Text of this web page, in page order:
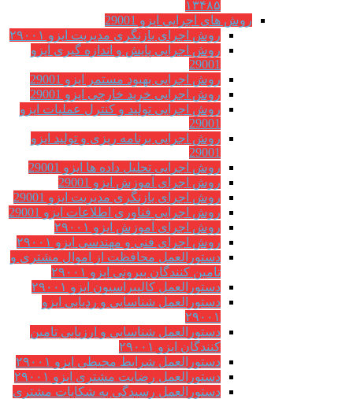
۱۳۴۸۵
روش های اجرایی ایزو 29001
روش اجرای بازنگری مدیریت ایزو ۲۹۰۰۱
روش اجرایی پایش و اندازه گیری ایزو
29001
روش اجرایی بهبود مستمر ایزو 29001
روش اجرایی خرید خارجی ایزو 29001
روش اجرایی تولید و کنترل عملیات ایزو
29001
روش اجرایی برنامه ریزی و تولید ایزو
29001
روش اجرایی تحلیل داده ها ایزو 29001
روش اجرای آموزش ایزو 29001
روش اجرای بازنگری مدیریت ایزو 29001
روش اجرایی فناوری اطلاعات ایزو 29001
روش اجرای آموزش ایزو ۲۹۰۰۱
روش اجرای فنی و مهندسی ایزو ۲۹۰۰۱
دستورالعمل محافظت از اموال مشتری و
تامین کنندگان بیرونی ایزو ۲۹۰۰۱
دستورالعمل کالیبراسیون ایزو ۲۹۰۰۱
دستورالعمل شناسایی و ردیابی ایزو
۲۹۰۰۱
دستورالعمل شناسایی و ارزیابی تامین
کنندگان ایزو ۲۹۰۰۱
دستورالعمل شرایط محیطی ایزو ۲۹۰۰۱
دستورالعمل رضایت مشتری ایزو ۲۹۰۰۱
دستورالعمل رسیدگی به شکایات مشتری